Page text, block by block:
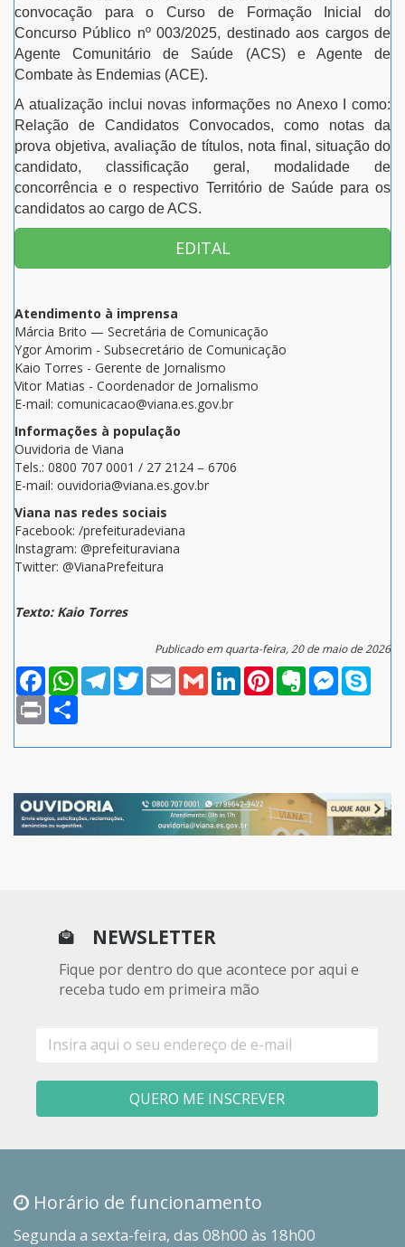
convocação para o Curso de Formação Inicial do
Concurso Público nº 003/2025, destinado aos cargos de
Agente Comunitário de Saúde (ACS) e Agente de
Combate às Endemias (ACE).
A atualização inclui novas informações no Anexo I como:
Relação de Candidatos Convocados, como notas da
prova objetiva, avaliação de títulos, nota final, situação do
candidato, classificação geral, modalidade de
concorrência e o respectivo Território de Saúde para os
candidatos ao cargo de ACS.
EDITAL
Atendimento à imprensa
Márcia Brito — Secretária de Comunicação
Ygor Amorim - Subsecretário de Comunicação
Kaio Torres - Gerente de Jornalismo
Vitor Matias - Coordenador de Jornalismo
E-mail: comunicacao@viana.es.gov.br
Informações à população
Ouvidoria de Viana
Tels.: 0800 707 0001 / 27 2124 – 6706
E-mail: ouvidoria@viana.es.gov.br
Viana nas redes sociais
Facebook: /prefeituradeviana
Instagram: @prefeituraviana
Twitter: @VianaPrefeitura
Texto: Kaio Torres
Publicado em quarta-feira, 20 de maio de 2026
FacebookWhatsAppTelegramTwitterEmail Gmail LinkedInPinterestEvernoteMessenger
Print
NEWSLETTER
Fique por dentro do que acontece por aqui e
receba tudo em primeira mão
mail
QUERO ME INSCREVER
Horário de funcionamento
Segunda a sexta-feira, das 08h00 às 18h00